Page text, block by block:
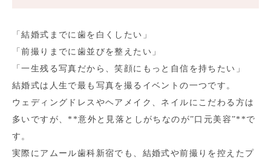
「結婚式までに歯を白くしたい」
「前撮りまでに歯並びを整えたい」
「一生残る写真だから、笑顔にもっと自信を持ちたい」
結婚式は人生で最も写真を撮るイベントの一つです。
ウェディングドレスやヘアメイク、ネイルにこだわる方は
多いですが、**意外と見落としがちなのが”口元美容”**で
す。
実際にアムール歯科新宿でも、結婚式や前撮りを控えたプ